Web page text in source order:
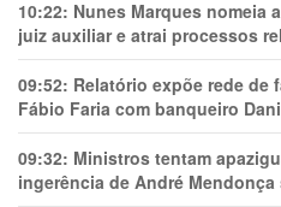
10:22: Nunes Marques nomeia
juiz auxiliar e atrai processos
09:52: Relatório expõe rede de
Fábio Faria com banqueiro
09:32: Ministros tentam
ingerência de André